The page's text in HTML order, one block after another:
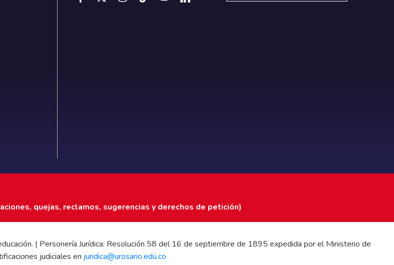
quejas, reclamos, sugerencias y derechos de petición)
| Personería Jurídica: Resolución 58 del 16 de septiembre de 1895 expedida por el Ministerio de
judiciales en juridica@urosario.edu.co